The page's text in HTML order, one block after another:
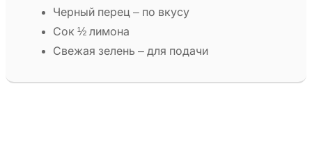
Черный перец – по вкусу
Сок ½ лимона
Свежая зелень – для подачи